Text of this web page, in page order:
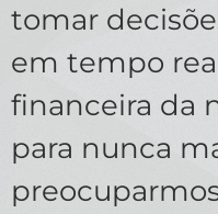
tomar
em tempo
financeira da
para nunca